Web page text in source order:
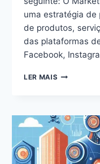
uma estratégia de
de produtos,
das plataformas
Facebook,
LER MAIS DOMINE
REDES
SOCIAIS
EM
2024: